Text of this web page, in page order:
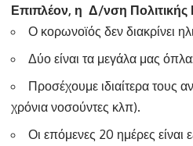
Επιπλέον, η Δ/νση Πολιτικής
Ο κορωνοϊός δεν διακρίνει
Δύο είναι τα μεγάλα μας
Προσέχουμε ιδιαίτερα τους
χρόνια νοσούντες κλπ).
Οι επόμενες 20 ημέρες είναι